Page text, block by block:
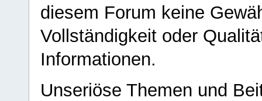
diesem Forum keine
Vollständigkeit oder
Informationen.
Unseriöse Themen und